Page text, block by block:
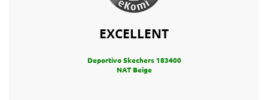
EXCELLENT
Deportivo Skechers 183400
NAT Beige